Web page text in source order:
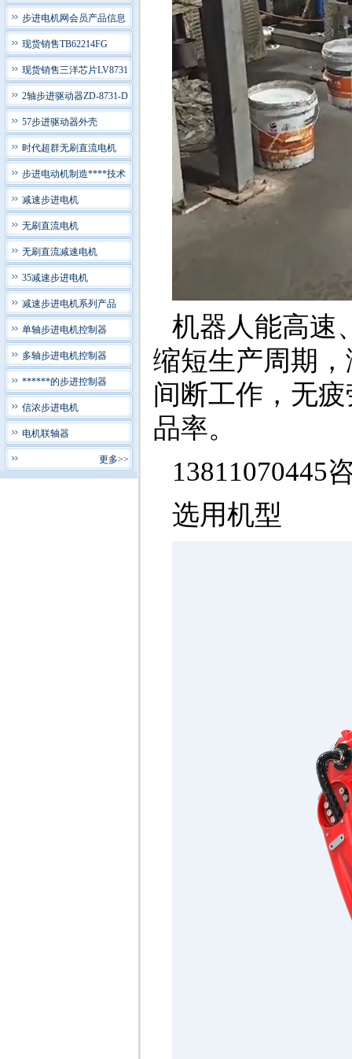
步进电机网会员产品信息
现货销售TB62214FG
现货销售三洋芯片LV8731
2轴步进驱动器ZD-8731-D
57步进驱动器外壳
时代超群无刷直流电机
步进电动机制造****技术
减速步进电机
无刷直流电机
无刷直流减速电机
35减速步进电机
减速步进电机系列产品
单轴步进电机控制器
多轴步进电机控制器
******的步进控制器
信浓步进电机
电机联轴器
更多>>
机器人能高速
缩短生产周期
间断工作，无
品率。
13811070445
选用机型